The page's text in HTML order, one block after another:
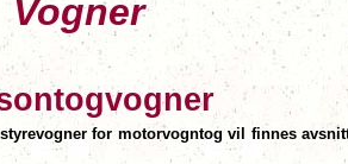
Vogner
vogner
for motorvogntog vil finnes